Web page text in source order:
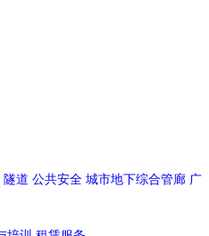
隧道 公共安全 城市地下综合管廊 广